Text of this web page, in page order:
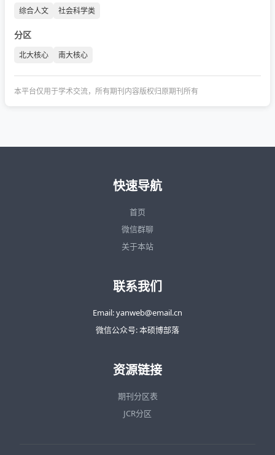
综合人文 社会科学类
分区
北大核心 南大核心
本平台仅用于学术交流，所有期刊内容版权归原期刊所有
快速导航
首页
微信群聊
关于本站
联系我们
Email: yanweb@email.cn
微信公众号: 本硕博部落
资源链接
期刊分区表
JCR分区